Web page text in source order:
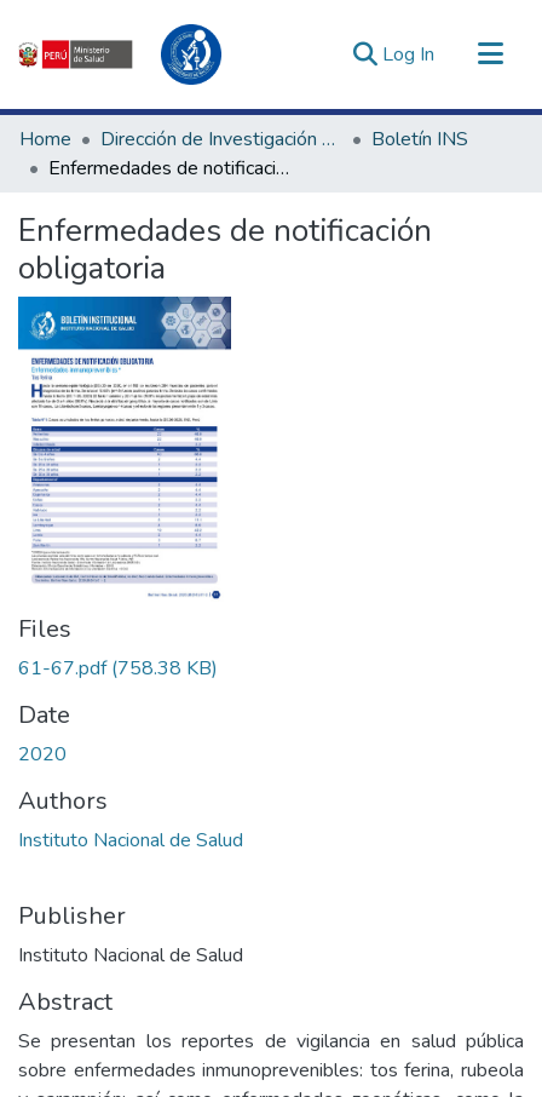
Log In (current)
Communities & Collections
All of DSpace
Estadísticas Externas
Enlaces de interés ▾
Home Dirección de Investigación e Innovación en Salud
Boletín INS
Enfermedades de notificación obligatoria
Enfermedades de notificación
obligatoria
Files
61-67.pdf(758.38 KB)
Date
2020
Authors
Instituto Nacional de Salud
Publisher
Instituto Nacional de Salud
Abstract
Se presentan los reportes de vigilancia en salud pública
sobre enfermedades inmunoprevenibles: tos ferina, rubeola